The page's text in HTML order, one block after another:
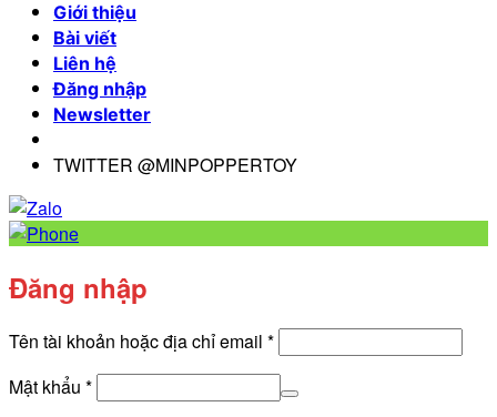
Giới thiệu
Bài viết
Liên hệ
Đăng nhập
Newsletter
TWITTER @MINPOPPERTOY
Đăng nhập
Tên tài khoản hoặc địa chỉ email *Bắt
Mật khẩu *Bắt